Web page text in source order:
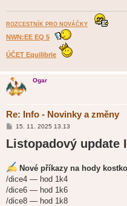
ROZCESTNÍK PRO NOVÁČKY
NWN:EE EQ 5
ÚČET Equilibrie
Ogar
Re: Info - Novinky a změny
P
í
s
ě
v
e
k
15. 11. 2025 13.13
Listopadový update
Nové příkazy na hody
/dice4 — hod 1k4
/dice6 — hod 1k6
/dice8 — hod 1k8